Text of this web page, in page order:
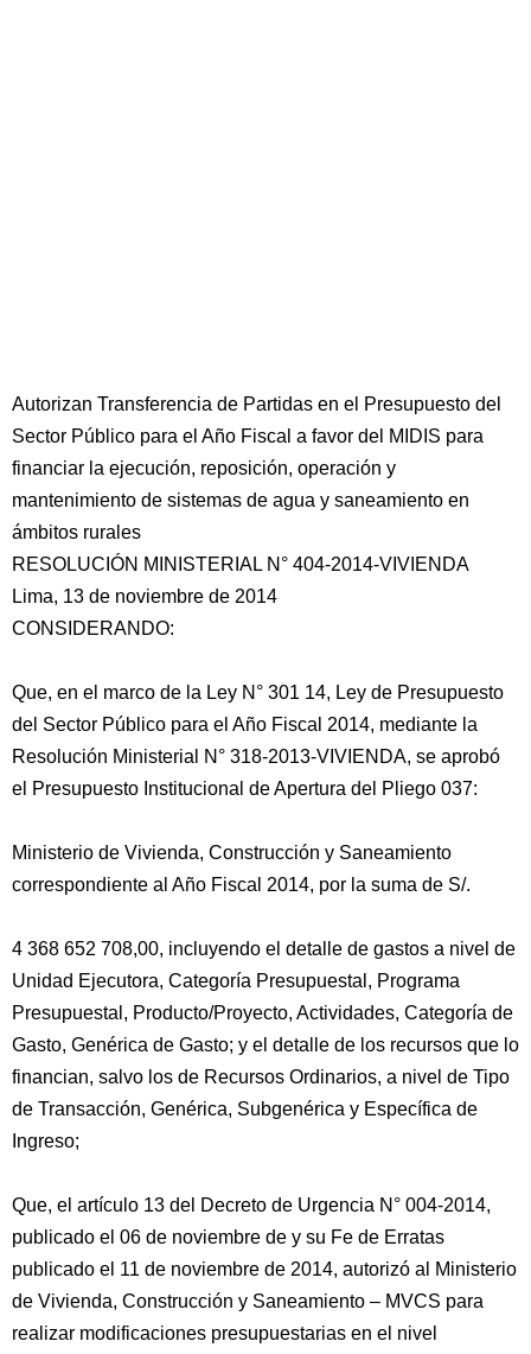
Autorizan Transferencia de Partidas en el Presupuesto del
Sector Público para el Año Fiscal a favor del MIDIS para
financiar la ejecución, reposición, operación y
mantenimiento de sistemas de agua y saneamiento en
ámbitos rurales
RESOLUCIÓN MINISTERIAL N° 404-2014-VIVIENDA
Lima, 13 de noviembre de 2014
CONSIDERANDO:
Que, en el marco de la Ley N° 301 14, Ley de Presupuesto
del Sector Público para el Año Fiscal 2014, mediante la
Resolución Ministerial N° 318-2013-VIVIENDA, se aprobó
el Presupuesto Institucional de Apertura del Pliego 037:
Ministerio de Vivienda, Construcción y Saneamiento
correspondiente al Año Fiscal 2014, por la suma de S/.
4 368 652 708,00, incluyendo el detalle de gastos a nivel de
Unidad Ejecutora, Categoría Presupuestal, Programa
Presupuestal, Producto/Proyecto, Actividades, Categoría de
Gasto, Genérica de Gasto; y el detalle de los recursos que lo
financian, salvo los de Recursos Ordinarios, a nivel de Tipo
de Transacción, Genérica, Subgenérica y Específica de
Ingreso;
Que, el artículo 13 del Decreto de Urgencia N° 004-2014,
publicado el 06 de noviembre de y su Fe de Erratas
publicado el 11 de noviembre de 2014, autorizó al Ministerio
de Vivienda, Construcción y Saneamiento – MVCS para
realizar modificaciones presupuestarias en el nivel